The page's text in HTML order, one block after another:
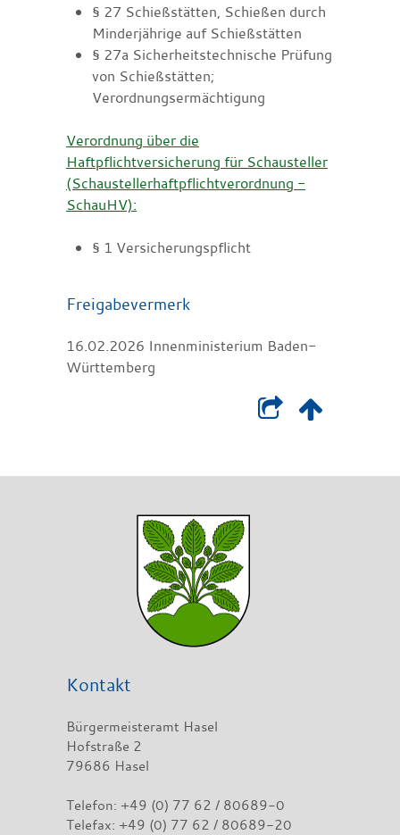
§ 27 Schießstätten, Schießen durch
Minderjährige auf Schießstätten
§ 27a Sicherheitstechnische Prüfung
von Schießstätten;
Verordnungsermächtigung
Verordnung über die
Haftpflichtversicherung für Schausteller
(Schaustellerhaftpflichtverordnung -
SchauHV):
§ 1 Versicherungspflicht
Freigabevermerk
16.02.2026 Innenministerium Baden-
Württemberg
Kontakt
Bürgermeisteramt Hasel
Hofstraße 2
79686 Hasel
Telefon: +49 (0) 77 62 / 80689-0
Telefax: +49 (0) 77 62 / 80689-20